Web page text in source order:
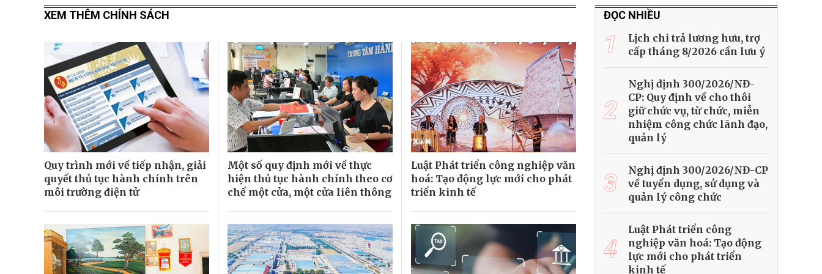
XEM THÊM CHÍNH SÁCH
Quy trình mới về tiếp nhận, giải
quyết thủ tục hành chính trên
môi trường điện tử
Một số quy định mới về thực
hiện thủ tục hành chính theo cơ
chế một cửa, một cửa liên thông
Luật Phát triển công nghiệp văn
hoá: Tạo động lực mới cho phát
triển kinh tế
ĐỌC NHIỀU
1
Lịch chi trả lương hưu, trợ
cấp tháng 8/2026 cần lưu ý
2
Nghị định 300/2026/NĐ-
CP: Quy định về cho thôi
giữ chức vụ, từ chức, miễn
nhiệm công chức lãnh đạo,
quản lý
3
Nghị định 300/2026/NĐ-CP
về tuyển dụng, sử dụng và
quản lý công chức
4
Luật Phát triển công
nghiệp văn hoá: Tạo động
lực mới cho phát triển
kinh tế